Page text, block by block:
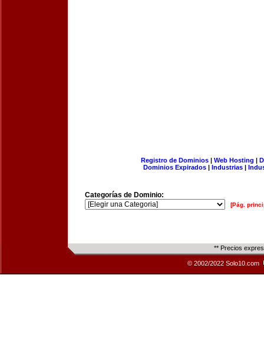
Registro de Dominios| Web Hosting |
Dominios Expirados | Industrias |
Categorías de Dominio:
[Pág.
** Precios
© 2002/2022 Solo10.com